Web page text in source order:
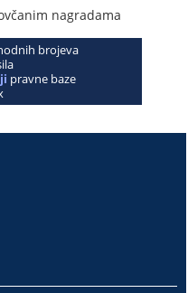
nagradama
brojeva
pravne baze